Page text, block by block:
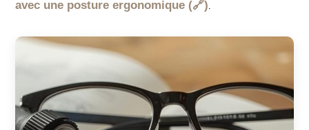
avec une posture ergonomique .